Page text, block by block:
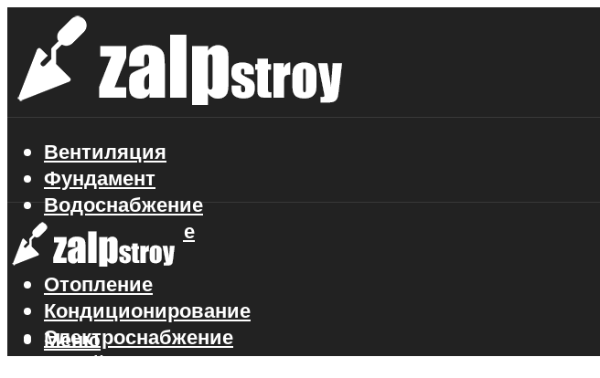
Вентиляция
Фундамент
Водоснабжение
Газоснабжение
Канализация
Отопление
Кондиционирование
Электроснабжение
Стройматериалы
Меню